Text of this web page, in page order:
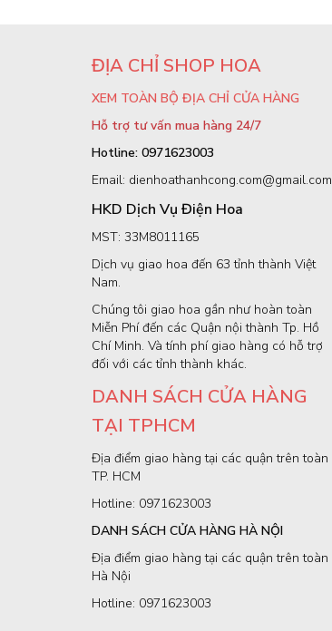
ĐỊA CHỈ SHOP HOA
XEM TOÀN BỘ ĐỊA CHỈ CỬA HÀNG
Hỗ trợ tư vấn mua hàng 24/7
Hotline: 0971623003
Email: dienhoathanhcong.com@gmail.com
HKD Dịch Vụ Điện Hoa
MST: 33M8011165
Dịch vụ giao hoa đến 63 tỉnh thành Việt
Nam.
Chúng tôi giao hoa gần như hoàn toàn
Miễn Phí đến các Quận nội thành Tp. Hồ
Chí Minh. Và tính phí giao hàng có hỗ trợ
đối với các tỉnh thành khác.
DANH SÁCH CỬA HÀNG
TẠI TPHCM
Địa điểm giao hàng tại các quận trên toàn
TP. HCM
Hotline: 0971623003
DANH SÁCH CỬA HÀNG HÀ NỘI
Địa điểm giao hàng tại các quận trên toàn
Hà Nội
Hotline: 0971623003